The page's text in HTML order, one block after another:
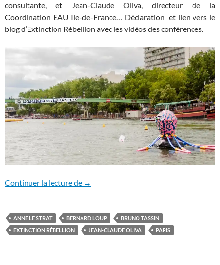
consultante, et Jean-Claude Oliva, directeur de la
Coordination EAU Ile-de-France… Déclaration et lien vers le
blog d’Extinction Rébellion avec les vidéos des conférences.
Continuer la lecture de L’eau rage gronde en Île-de-France
→
ANNE LE STRAT BERNARD LOUP
BRUNO TASSIN
EXTINCTION RÉBELLION
JEAN-CLAUDE OLIVA PARIS